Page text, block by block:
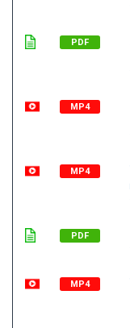
PDF
MP4
MP4
PDF
MP4